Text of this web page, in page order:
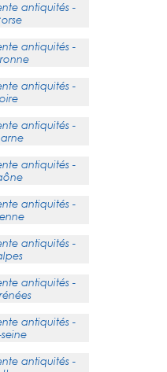
antiquités -
antiquités -
antiquités -
antiquités -
antiquités -
antiquités -
antiquités -
antiquités -
antiquités -
antiquités -